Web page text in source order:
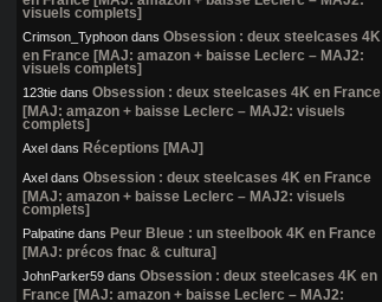
visuels complets]
Crimson_Typhoon dans Obsession : deux steelcases 4K
en France [MAJ: amazon + baisse Leclerc – MAJ2:
visuels complets]
123tie dans Obsession : deux steelcases 4K en France
[MAJ: amazon + baisse Leclerc – MAJ2: visuels
complets]
Axel dans Réceptions [MAJ]
Axel dans Obsession : deux steelcases 4K en France
[MAJ: amazon + baisse Leclerc – MAJ2: visuels
complets]
Palpatine dans Peur Bleue : un steelbook 4K en France
[MAJ: précos fnac & cultura]
JohnParker59 dans Obsession : deux steelcases 4K en
France [MAJ: amazon + baisse Leclerc – MAJ2: